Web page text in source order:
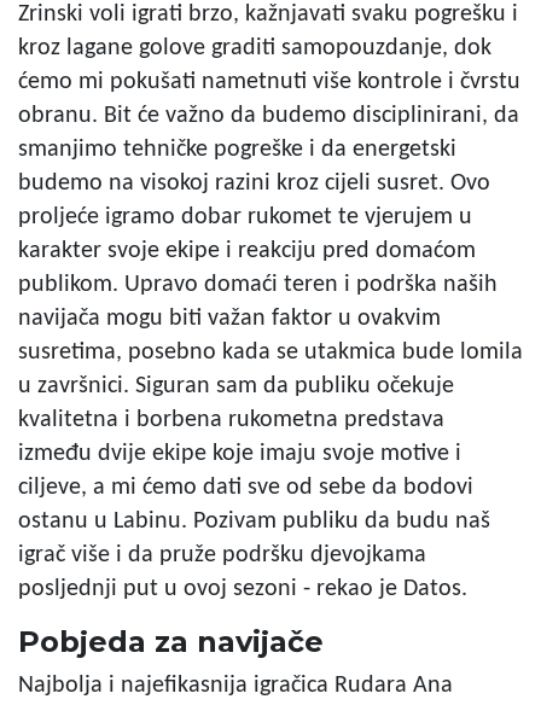
Zrinski voli igrati brzo, kažnjavati svaku pogrešku i
kroz lagane golove graditi samopouzdanje, dok
ćemo mi pokušati nametnuti više kontrole i čvrstu
obranu. Bit će važno da budemo disciplinirani, da
smanjimo tehničke pogreške i da energetski
budemo na visokoj razini kroz cijeli susret. Ovo
proljeće igramo dobar rukomet te vjerujem u
karakter svoje ekipe i reakciju pred domaćom
publikom. Upravo domaći teren i podrška naših
navijača mogu biti važan faktor u ovakvim
susretima, posebno kada se utakmica bude lomila
u završnici. Siguran sam da publiku očekuje
kvalitetna i borbena rukometna predstava
između dvije ekipe koje imaju svoje motive i
ciljeve, a mi ćemo dati sve od sebe da bodovi
ostanu u Labinu. Pozivam publiku da budu naš
igrač više i da pruže podršku djevojkama
posljednji put u ovoj sezoni - rekao je Datos.
Pobjeda za navijače
Najbolja i najefikasnija igračica Rudara Ana